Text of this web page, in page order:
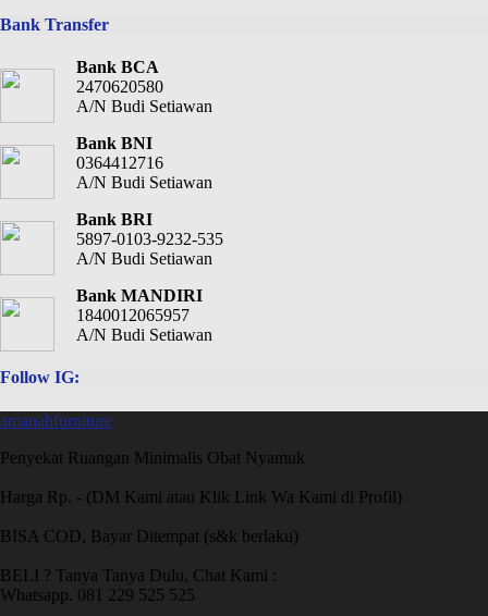
Bank Transfer
Bank BCA
2470620580
A/N Budi Setiawan
Bank BNI
0364412716
A/N Budi Setiawan
Bank BRI
5897-0103-9232-535
A/N Budi Setiawan
Bank MANDIRI
1840012065957
A/N Budi Setiawan
Follow IG:
amanahfurniture
Penyekat Ruangan Minimalis Obat Nyamuk
Harga Rp. - (DM Kami atau Klik Link Wa Kami di Profil)
BISA COD, Bayar Ditempat (s&k berlaku)
BELI ? Tanya Tanya Dulu, Chat Kami :
Whatsapp. 081 229 525 525